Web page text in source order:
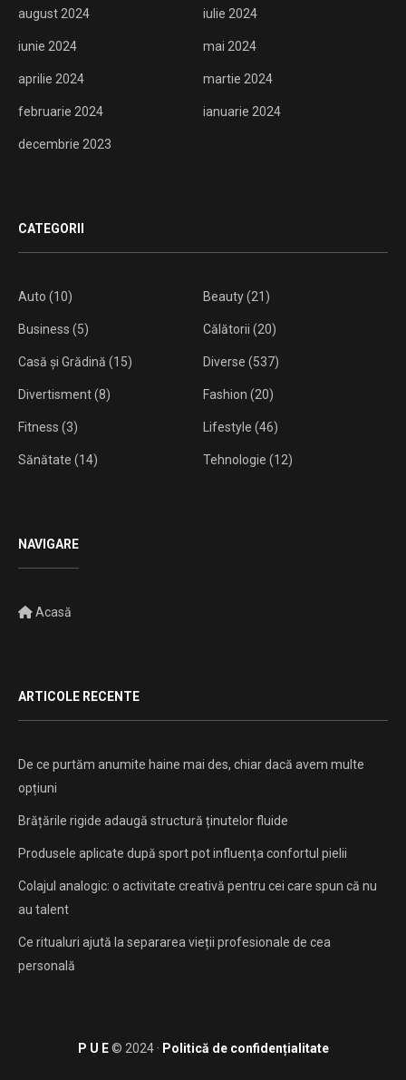
august 2024 iulie 2024
iunie 2024 mai 2024
aprilie 2024 martie 2024
februarie 2024 ianuarie 2024
decembrie 2023
CATEGORII
Auto (10) Beauty(21)
Business (5) Călătorii (20)
Casă și Grădină (15) Diverse (537)
Divertisment(8) Fashion (20)
Fitness (3) Lifestyle (46)
Sănătate (14) Tehnologie (12)
NAVIGARE
Acasă
ARTICOLE RECENTE
De ce purtăm anumite haine mai des, chiar dacă avem multe
opțiuni
Brățările rigide adaugă structură ținutelor fluide
Produsele aplicate după sport pot influența confortul pielii
Colajul analogic: o activitate creativă pentru cei care spun că nu
au talent
Ce ritualuri ajută la separarea vieții profesionale de cea
personală
P U E© 2024 · Politică de confidențialitate